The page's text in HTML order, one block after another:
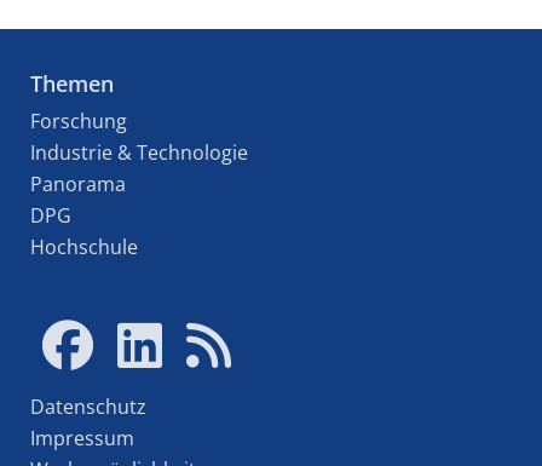
Themen
Forschung
Industrie & Technologie
Panorama
DPG
Hochschule
Datenschutz
Impressum